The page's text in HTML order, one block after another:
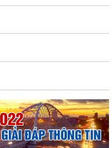
Tổng Công ty phát triển đô
UBND xã Thượng Hồng
sắp xếp, tổ chức lại các